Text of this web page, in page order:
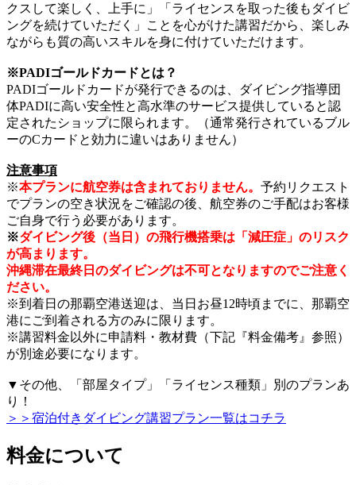
クスして楽しく、上手に」「ライセンスを取った後もダイビ
ングを続けていただく」ことを心がけた講習だから、楽しみ
ながらも質の高いスキルを身に付けていただけます。
※PADIゴールドカードとは？
PADIゴールドカードが発行できるのは、ダイビング指導団
体PADIに高い安全性と高水準のサービス提供していると認
定されたショップに限られます。（通常発行されているブル
ーのCカードと効力に違いはありません）
注意事項
※本プランに航空券は含まれておりません。 予約リクエスト
でプランの空き状況をご確認の後、航空券のご手配はお客様
ご自身で行う必要があります。
※ダイビング後（当日）の飛行機搭乗は「減圧症」のリスク
が高まります。
沖縄滞在最終日のダイビングは不可となりますのでご注意く
ださい。
※到着日の那覇空港送迎は、当日お昼12時頃までに、那覇空
港にご到着される方のみに限ります。
※講習料金以外に申請料・教材費（下記『料金備考』参照）
が別途必要になります。
▼その他、「部屋タイプ」「ライセンス種類」別のプランあ
り！
＞＞宿泊付きダイビング講習プラン一覧はコチラ
料金について